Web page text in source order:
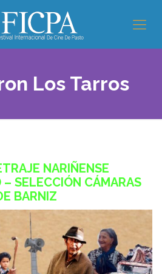
Los Tarros
NARIÑENSE
SELECCIÓN CÁMARAS
BARNIZ